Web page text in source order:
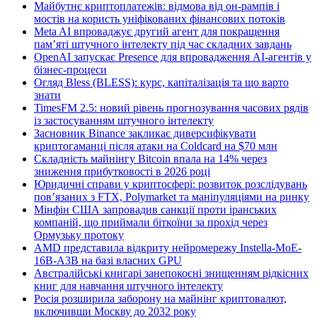
Майбутнє криптоплатежів: відмова від он-рампів і
мостів на користь уніфікованих фінансових потоків
Meta AI впроваджує другий агент для покращення
пам’яті штучного інтелекту під час складних завдань
OpenAI запускає Presence для впровадження AI-агентів у
бізнес-процеси
Огляд Bless (BLESS): курс, капіталізація та що варто
знати
TimesFM 2.5: новий рівень прогнозування часових рядів
із застосуванням штучного інтелекту
Засновник Binance закликає диверсифікувати
криптогаманці після атаки на Coldcard на $70 млн
Складність майнінгу Bitcoin впала на 14% через
зниження прибутковості в 2026 році
Юридичні справи у криптосфері: розвиток розслідувань
пов’язаних з FTX, Polymarket та маніпуляціями на ринку
Мінфін США запровадив санкції проти іранських
компаній, що приймали біткоїни за прохід через
Ормузьку протоку
AMD представила відкриту нейромережу Instella-MoE-
16B-A3B на базі власних GPU
Австралійські книгарі занепокоєні знищенням рідкісних
книг для навчання штучного інтелекту
Росія розширила заборону на майнінг криптовалют,
включивши Москву до 2032 року